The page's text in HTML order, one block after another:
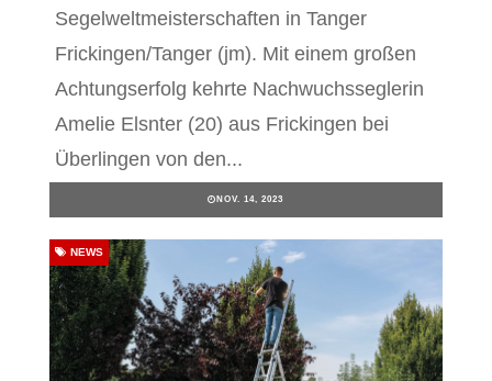
Segelweltmeisterschaften in Tanger
Frickingen/Tanger (jm). Mit einem großen
Achtungserfolg kehrte Nachwuchsseglerin
Amelie Elsnter (20) aus Frickingen bei
Überlingen von den...
NOV. 14, 2023
NEWS